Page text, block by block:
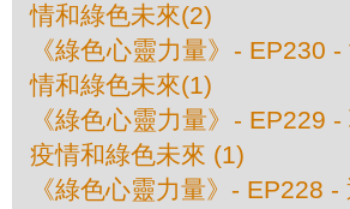
情和綠色未來(2)
《綠色心靈力量》- EP230
情和綠色未來(1)
《綠色心靈力量》- EP229
疫情和綠色未來 (1)
《綠色心靈力量》- EP228